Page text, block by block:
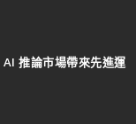
推論市場帶來先進運